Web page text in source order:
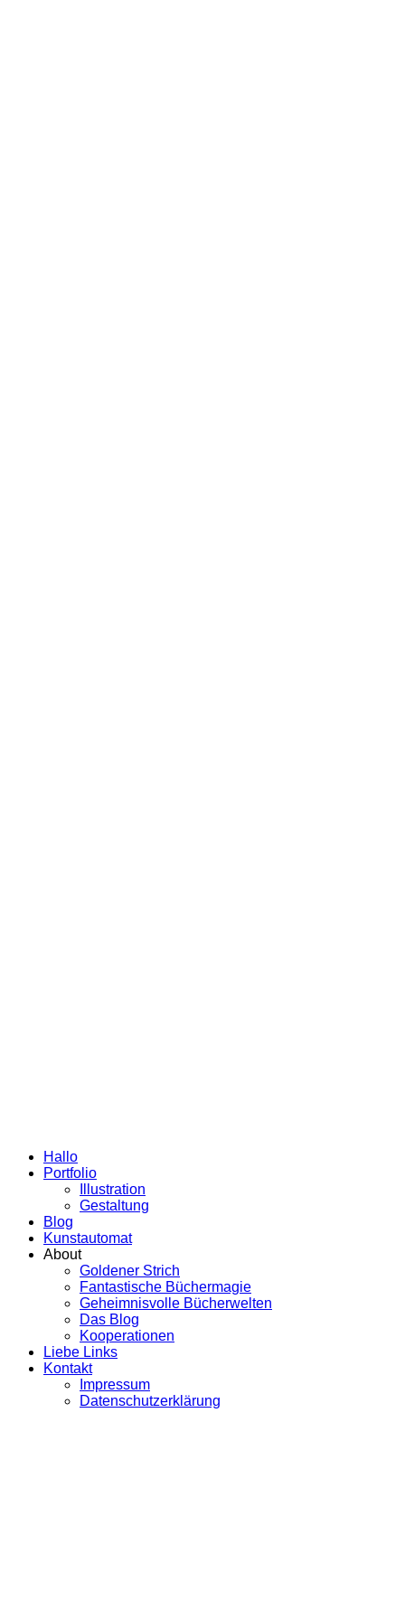
Hallo
Portfolio
Illustration
Gestaltung
Blog
Kunstautomat
About
Goldener Strich
Fantastische Büchermagie
Geheimnisvolle Bücherwelten
Das Blog
Kooperationen
Liebe Links
Kontakt
Impressum
Datenschutzerklärung